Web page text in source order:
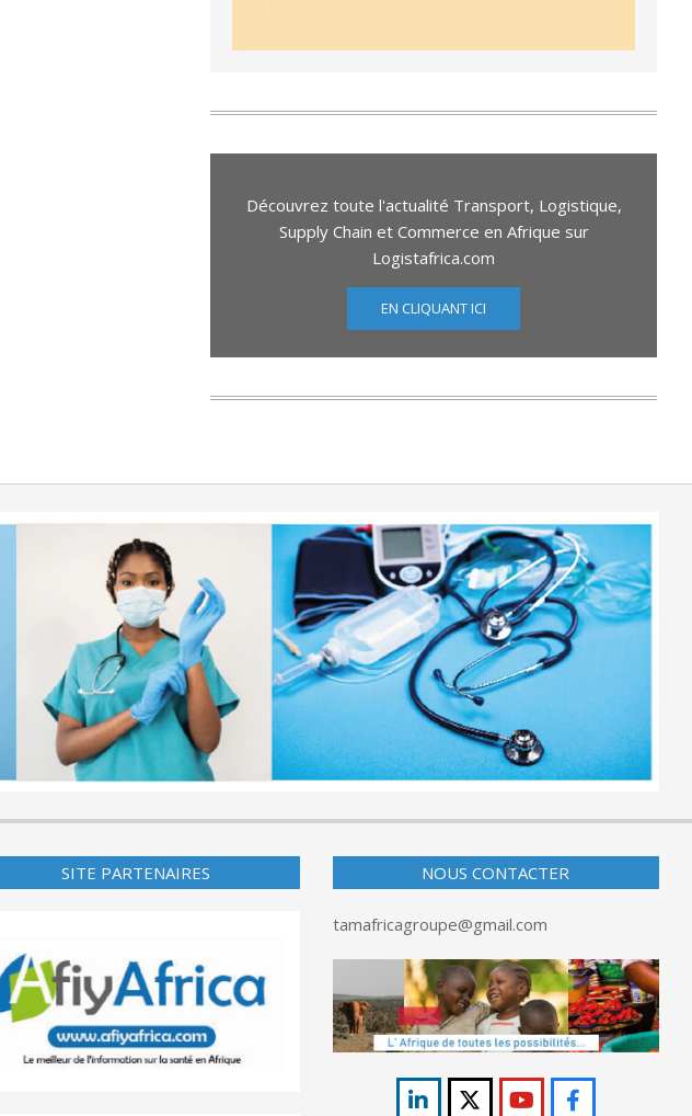
Découvrez toute l'actualité Transport, Logistique,
Supply Chain et Commerce en Afrique sur
Logistafrica.com
EN CLIQUANT ICI
SITE PARTENAIRES NOUS CONTACTER
tamafricagroupe@gmail.com